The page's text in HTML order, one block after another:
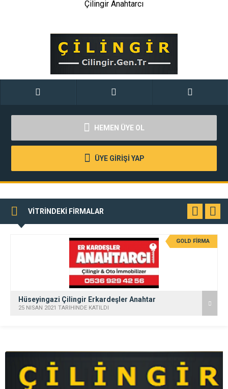
Çilingir Anahtarcı
HEMEN ÜYE OL
ÜYE GİRİŞİ YAP
VİTRİNDEKİ FİRMALAR
GOLD FİRMA
Hüseyingazi Çilingir Erkardeşler Anahtar
25 NISAN 2021 TARİHİNDE KATILDI